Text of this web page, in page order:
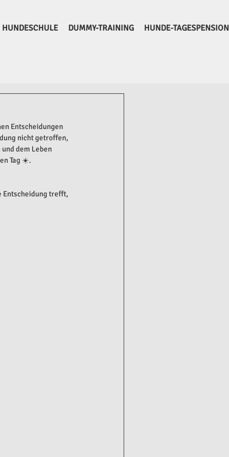
HUNDESCHULE DUMMY-TRAINING HUNDE-TAGESPENSION
Entscheidungen
nicht getroffen,
dem Leben
Tag ☀️.
Entscheidung trefft,